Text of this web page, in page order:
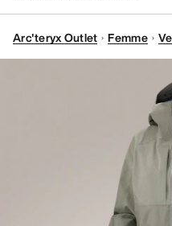
FEMME
Arc'teryx Outlet Femme